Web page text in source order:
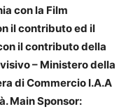
con la Film
il contributo ed il
il contributo della
– Ministero della
di Commercio I.A.A
Main Sponsor: